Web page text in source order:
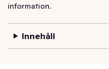
information.
Innehåll